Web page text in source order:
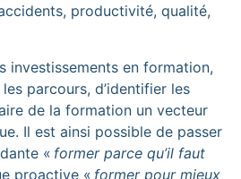
productivité, qualité,
investissements en formation,
parcours, d’identifier les
de la formation un vecteur
Il est ainsi possible de passer
« former parce qu’il faut
proactive « former pour mieux